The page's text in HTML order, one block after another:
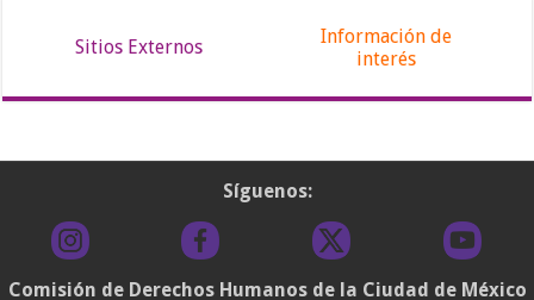
Sitios Externos
Información de
interés
Síguenos:
Comisión de Derechos Humanos de la Ciudad de México